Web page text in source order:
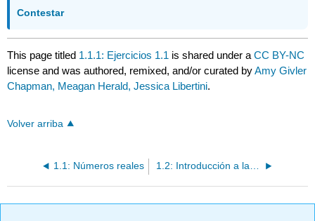
Contestar
This page titled 1.1.1: Ejercicios 1.1 is shared under aCC BY-NC
license and was authored, remixed, and/or curated byAmy Givler
Chapman, Meagan Herald, Jessica Libertini.
Volver arriba
1.1: Números reales